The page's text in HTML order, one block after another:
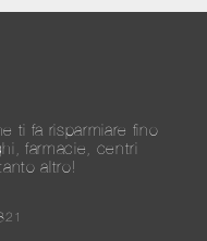
ti fa risparmiare fino
farmacie, centri
altro!